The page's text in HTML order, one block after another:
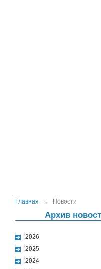
Главная → Новости
Архив
2026
2025
2024